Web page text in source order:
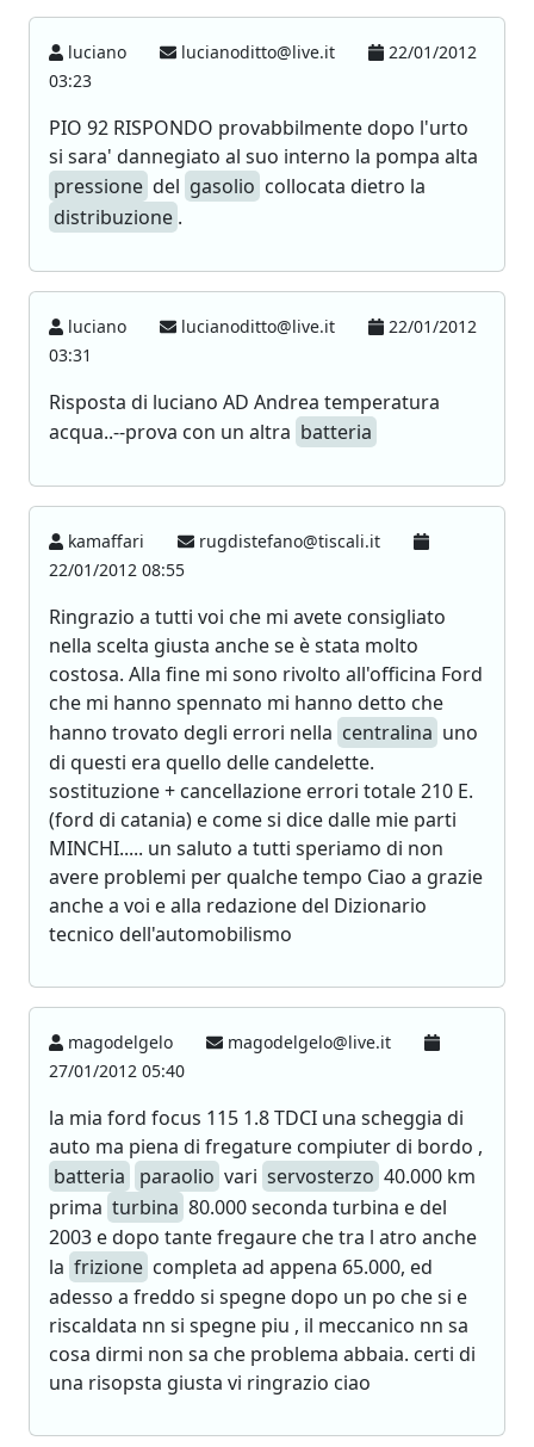
luciano lucianoditto@live.it
22/01/2012
03:23
PIO 92 RISPONDO provabbilmente dopo l'urto
si sara' dannegiato al suo interno la pompa alta
pressione del gasolio collocata dietro la
distribuzione .
luciano lucianoditto@live.it
22/01/2012
03:31
Risposta di luciano AD Andrea temperatura
acqua..--prova con un altra batteria
kamaffari
rugdistefano@tiscali.it
22/01/2012 08:55
Ringrazio a tutti voi che mi avete consigliato
nella scelta giusta anche se è stata molto
costosa. Alla fine mi sono rivolto all'officina Ford
che mi hanno spennato mi hanno detto che
hanno trovato degli errori nella centralina uno
di questi era quello delle candelette.
sostituzione + cancellazione errori totale 210 E.
(ford di catania) e come si dice dalle mie parti
MINCHI..... un saluto a tutti speriamo di non
avere problemi per qualche tempo Ciao a grazie
anche a voi e alla redazione del Dizionario
tecnico dell'automobilismo
magodelgelo
magodelgelo@live.it
27/01/2012 05:40
la mia ford focus 115 1.8 TDCI una scheggia di
auto ma piena di fregature compiuter di bordo ,
batteria
paraolio vari servosterzo 40.000 km
prima turbina 80.000 seconda turbina e del
2003 e dopo tante fregaure che tra l atro anche
la frizione completa ad appena 65.000, ed
adesso a freddo si spegne dopo un po che si e
riscaldata nn si spegne piu , il meccanico nn sa
cosa dirmi non sa che problema abbaia. certi di
una risopsta giusta vi ringrazio ciao